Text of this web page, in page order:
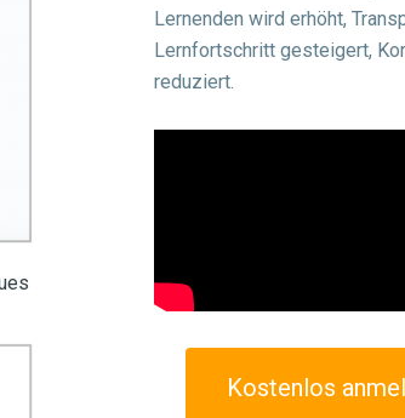
Lernenden wird erhöht,
Lernfortschritt gesteigert,
reduziert.
Kostenlos